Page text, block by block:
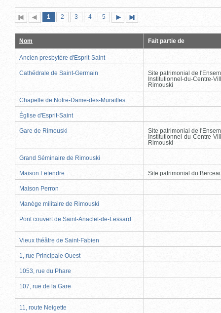
Première
page
Page
précédente
Page
1 (page
actuelle)
Page
2 Page
3 Page
4 Page
5
suivante
page
Nom Fait partie de
Ancien presbytère d'Esprit-Saint
Cathédrale de Saint-Germain
Site patrimonial de
Institutionnel-du-Centre-
Rimouski
Chapelle de Notre-Dame-des-Murailles
Église d'Esprit-Saint
Gare de Rimouski
Site patrimonial de
Institutionnel-du-Centre-
Rimouski
Grand Séminaire de Rimouski
Maison Letendre Site patrimonial du
Maison Perron
Manège militaire de Rimouski
Pont couvert de Saint-Anaclet-de-Lessard
Vieux théâtre de Saint-Fabien
1, rue Principale Ouest
1053, rue du Phare
107, rue de la Gare
11, route Neigette